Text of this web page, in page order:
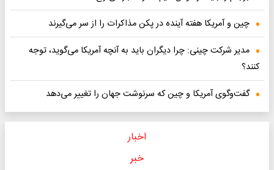
چین و آمریکا هفته آینده در پکن مذاکرات را از سر می‌گیرند
مدیر شرکت چینی: چرا دیگران باید به آنچه آمریکا می‌گوید، توجه
کنند؟
گفت‌وگوی آمریکا و چین که سرنوشت جهان را تغییر می‌دهد
اخبار
خبر